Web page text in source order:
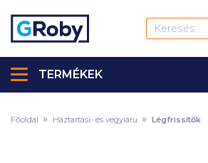
TERMÉKEK
Főoldal Háztartási- és vegyiáru Légfrissítők